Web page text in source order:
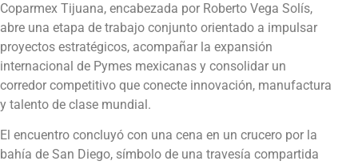
Coparmex Tijuana, encabezada por Roberto Vega Solís,
abre una etapa de trabajo conjunto orientado a impulsar
proyectos estratégicos, acompañar la expansión
internacional de Pymes mexicanas y consolidar un
corredor competitivo que conecte innovación, manufactura
y talento de clase mundial.
El encuentro concluyó con una cena en un crucero por la
bahía de San Diego, símbolo de una travesía compartida